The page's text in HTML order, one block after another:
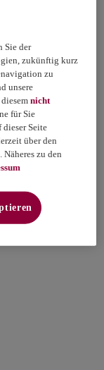
Sie der
zukünftig kurz
zu
unsere
diesemnicht
für Sie
dieser Seite
über den
zu den